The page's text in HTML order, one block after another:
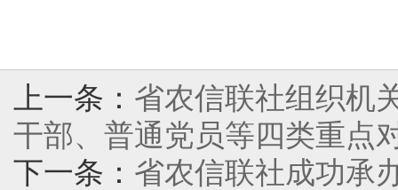
上一条： 省农信联社组织机
干部、普通党员等四类重点
下一条： 省农信联社成功承